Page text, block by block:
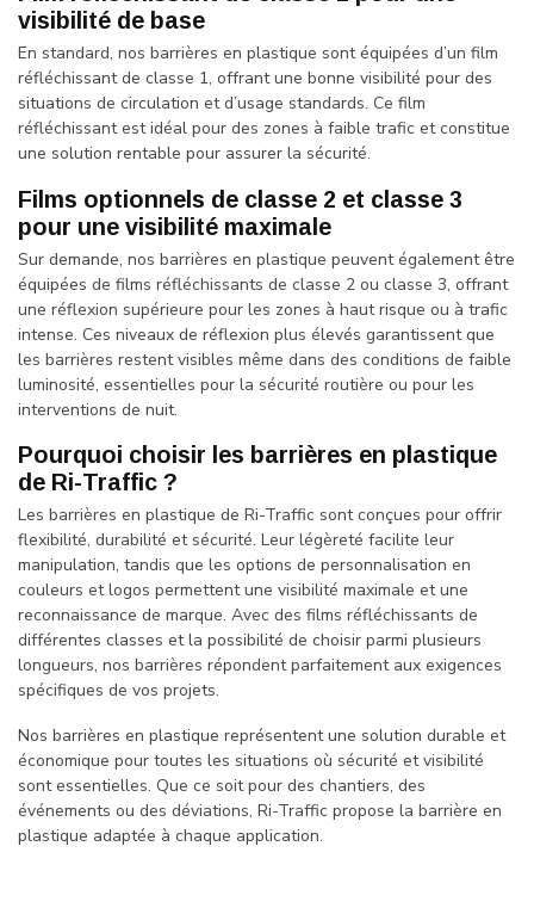
visibilité de base
En standard, nos barrières en plastique sont équipées d’un film
réfléchissant de classe 1, offrant une bonne visibilité pour des
situations de circulation et d’usage standards. Ce film
réfléchissant est idéal pour des zones à faible trafic et constitue
une solution rentable pour assurer la sécurité.
Films optionnels de classe 2 et classe 3
pour une visibilité maximale
Sur demande, nos barrières en plastique peuvent également être
équipées de films réfléchissants de classe 2 ou classe 3, offrant
une réflexion supérieure pour les zones à haut risque ou à trafic
intense. Ces niveaux de réflexion plus élevés garantissent que
les barrières restent visibles même dans des conditions de faible
luminosité, essentielles pour la sécurité routière ou pour les
interventions de nuit.
Pourquoi choisir les barrières en plastique
de Ri-Traffic ?
Les barrières en plastique de Ri-Traffic sont conçues pour offrir
flexibilité, durabilité et sécurité. Leur légèreté facilite leur
manipulation, tandis que les options de personnalisation en
couleurs et logos permettent une visibilité maximale et une
reconnaissance de marque. Avec des films réfléchissants de
différentes classes et la possibilité de choisir parmi plusieurs
longueurs, nos barrières répondent parfaitement aux exigences
spécifiques de vos projets.
Nos barrières en plastique représentent une solution durable et
économique pour toutes les situations où sécurité et visibilité
sont essentielles. Que ce soit pour des chantiers, des
événements ou des déviations, Ri-Traffic propose la barrière en
plastique adaptée à chaque application.